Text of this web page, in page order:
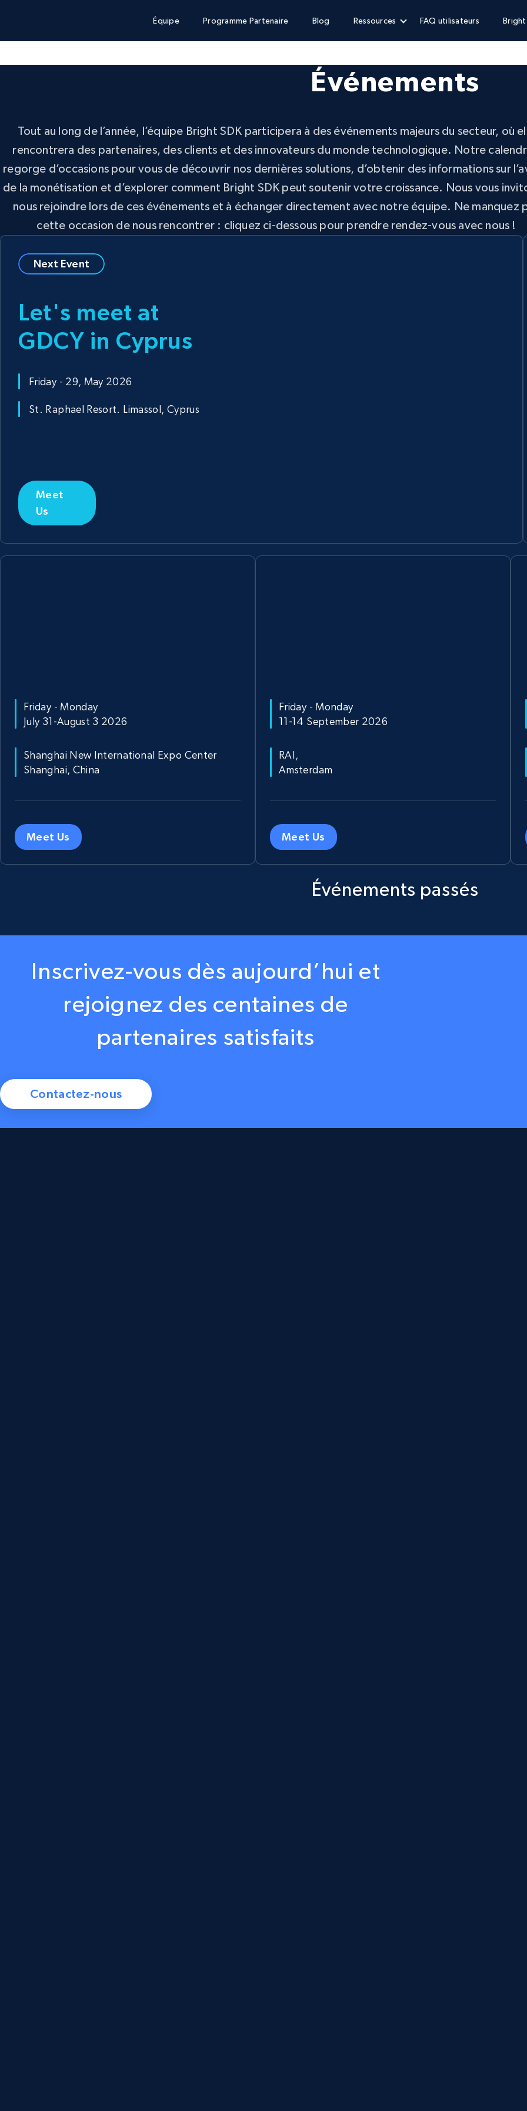
Équipe Programme Partenaire Blog Ressources FAQ utilisateurs
Événements
Tout au long de l’année, l’équipe Bright SDK participera à des événements majeurs du secteur, où
rencontrera des partenaires, des clients et des innovateurs du monde technologique. Notre
regorge d’occasions pour vous de découvrir nos dernières solutions, d’obtenir des informations sur
de la monétisation et d’explorer comment Bright SDK peut soutenir votre croissance. Nous vous
nous rejoindre lors de ces événements et à échanger directement avec notre équipe. Ne manquez
cette occasion de nous rencontrer : cliquez ci-dessous pour prendre rendez-vous avec nous !
Next Event
Let's meet at
GDCY in Cyprus
Friday - 29, May 2026
St. Raphael Resort. Limassol, Cyprus
Meet
Us
Friday - Monday
July 31-August 3 2026
Shanghai New International Expo Center
Shanghai, China
Meet Us
Friday - Monday
11-14 September 2026
RAI,
Amsterdam
Meet Us
Événements passés
Inscrivez-vous dès aujourd’hui et
rejoignez des centaines de
partenaires satisfaits
Contactez-nous